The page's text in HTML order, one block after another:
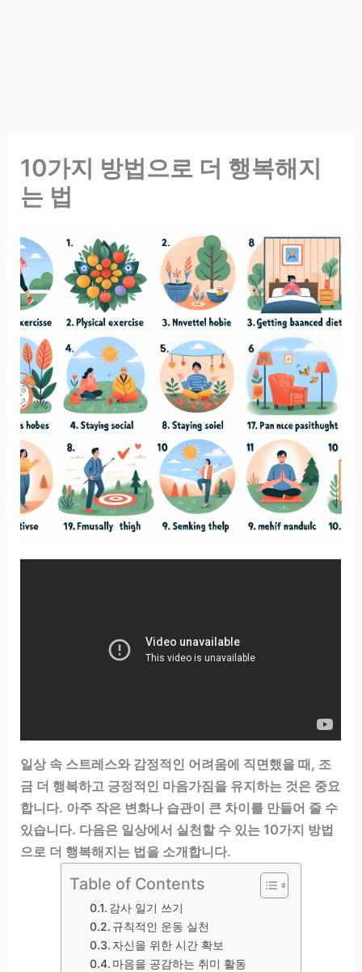
10가지 방법으로 더 행복해지
는 법
일상 속 스트레스와 감정적인 어려움에 직면했을 때, 조
금 더 행복하고 긍정적인 마음가짐을 유지하는 것은 중요
합니다. 아주 작은 변화나 습관이 큰 차이를 만들어 줄 수
있습니다. 다음은 일상에서 실천할 수 있는 10가지 방법
으로 더 행복해지는 법을 소개합니다.
Table of Contents
감사 일기 쓰기
규칙적인 운동 실천
자신을 위한 시간 확보
마음을 공감하는 취미 활동